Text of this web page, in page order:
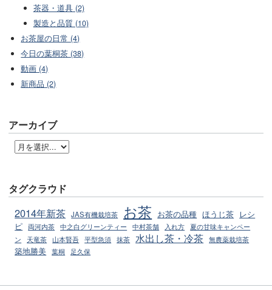
茶器・道具 (2)
製造と品質 (10)
お茶屋の日常 (4)
今日の葉桐茶 (38)
動画 (4)
新商品 (2)
アーカイブ
タグクラウド
2014年新茶 JAS有機栽培茶 お茶 お茶の品種 ほうじ茶
レシ
ピ 両河内茶 中之白グリーンティー 中村茶舗 入れ方 夏の甘味キャンペー
ン
天竜茶 山本賢吾 平型急須 抹茶 水出し茶・冷茶 無農薬栽培茶
築地勝美 葉桐 足久保